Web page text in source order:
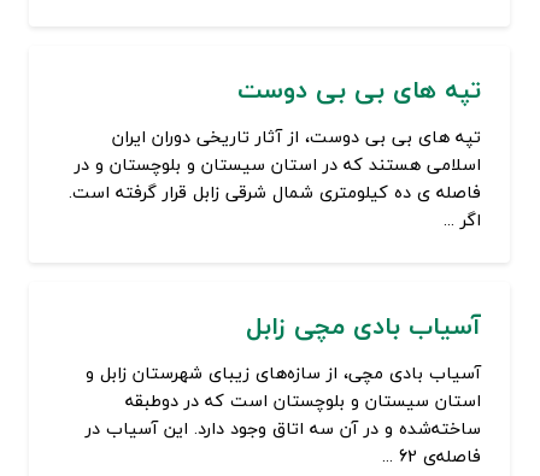
تپه های بی بی دوست
تپه های بی بی دوست، از آثار تاریخی دوران ایران
اسلامی هستند که در استان سیستان و بلوچستان و در
فاصله ی ده کیلومتری شمال شرقی زابل قرار گرفته است.
اگر ...
آسیاب بادی مچی زابل
آسیاب بادی مچی، از سازه‌های زیبای شهرستان زابل و
استان سیستان و بلوچستان است که در دوطبقه
ساخته‌شده و در آن سه اتاق وجود دارد. این آسیاب در
فاصله‌ی 62 ...